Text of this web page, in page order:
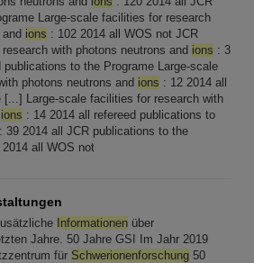
Large-scale facilities for research
ions : 102 2014 all WOS not JCR
with photons neutrons and ions : 3
publications to the Programe Large-scale
photons neutrons and ions : 12 2014 all
[...] Large-scale facilities for research with
ions : 14 2014 all refereed publications to
39 2014 all JCR publications to the
all WOS not
Informationen über
Jahre. 50 Jahre GSI Im Jahr 2019
für Schwerionenforschung 50